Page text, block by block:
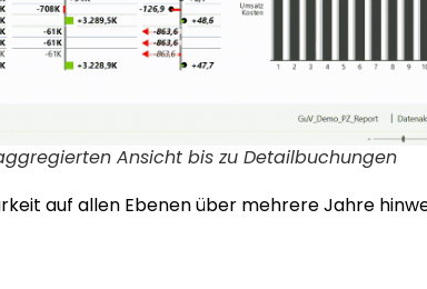
Ansicht bis zu Detailbuchungen
auf allen Ebenen über mehrere Jahre